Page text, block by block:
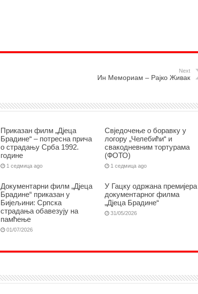
Next
Ин Мемориам – Рајко Живак
Приказан филм „Дјеца
Брадине“ – потресна прича
о страдању Срба 1992.
године
1 седмица ago
Свједочење о боравку у
логору „Челебићи“ и
свакодневним тортурама
(ФОТО)
1 седмица ago
Документарни филм „Дјеца
Брадине“ приказан у
Бијељини: Српска
страдања обавезују на
памћење
01/07/2026
У Гацку одржана премијера
документарног филма
„Дјеца Брадине“
31/05/2026